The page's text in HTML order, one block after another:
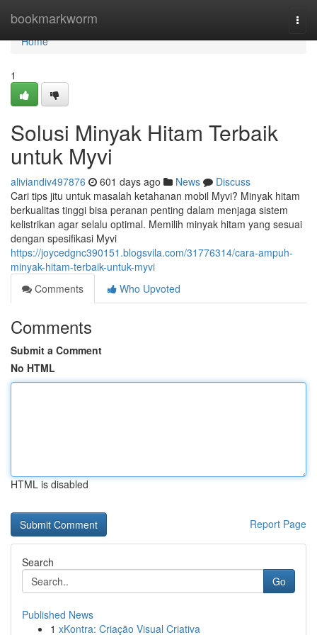
bookmarkworm
Home
Home
1
Solusi Minyak Hitam Terbaik
untuk Myvi
aliviandiv497876 601 days ago News
Discuss
Cari tips jitu untuk masalah ketahanan mobil Myvi? Minyak hitam
berkualitas tinggi bisa peranan penting dalam menjaga sistem
kelistrikan agar selalu optimal. Memilih minyak hitam yang sesuai
dengan spesifikasi Myvi
https://joycedgnc390151.blogsvila.com/31776314/cara-ampuh-
minyak-hitam-terbaik-untuk-myvi
Comments
Who Upvoted
Comments
Submit a Comment
No HTML
HTML is disabled
Report Page
Search
Go
Published News
1 xKontra: Criação Visual Criativa